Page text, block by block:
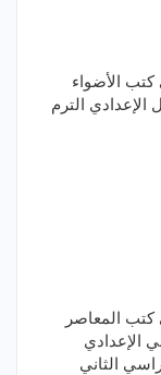
الأضواء
الإعدادي الترم
المعاصر
الإعدادي
الثاني